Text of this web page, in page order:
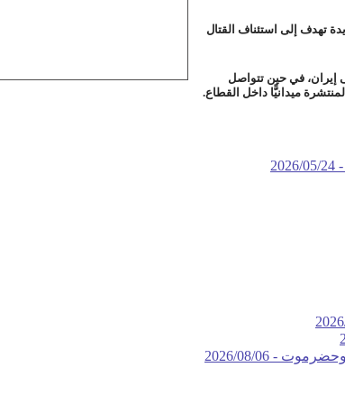
تهدف إلى استئناف القتال
إيران، في حين تتواصل
ميدانيًّا داخل القطاع.
2026/05/24
وحضرموت - 2026/08/06